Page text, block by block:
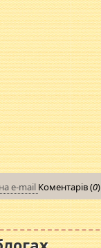
e-mail Коментарів (0)